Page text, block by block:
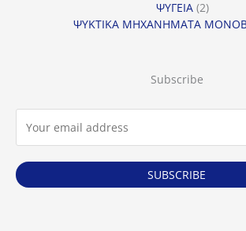
ΨΥΓΕΙΑ 22
ΨΥΚΤΙΚΑ ΜΗΧΑΝΗΜΑΤΑ
Subscribe
SUBSCRIBE